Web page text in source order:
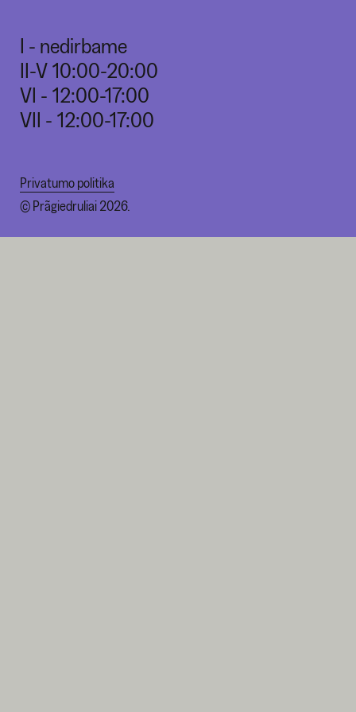
I - nedirbame
II-V 10:00-20:00
VI - 12:00-17:00
VII - 12:00-17:00
Privatumo politika
© Prãgiedruliai 2026.